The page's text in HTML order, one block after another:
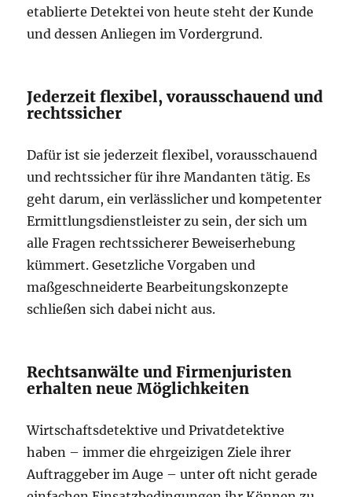
etablierte Detektei von heute steht der Kunde
und dessen Anliegen im Vordergrund.
Jederzeit flexibel, vorausschauend und
rechtssicher
Dafür ist sie jederzeit flexibel, vorausschauend
und rechtssicher für ihre Mandanten tätig. Es
geht darum, ein verlässlicher und kompetenter
Ermittlungsdienstleister zu sein, der sich um
alle Fragen rechtssicherer Beweiserhebung
kümmert. Gesetzliche Vorgaben und
maßgeschneiderte Bearbeitungskonzepte
schließen sich dabei nicht aus.
Rechtsanwälte und Firmenjuristen
erhalten neue Möglichkeiten
Wirtschaftsdetektive und Privatdetektive
haben – immer die ehrgeizigen Ziele ihrer
Auftraggeber im Auge – unter oft nicht gerade